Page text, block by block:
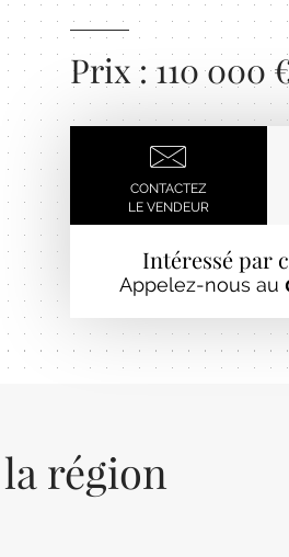
Prix : 110 000
CONTACTEZ
LE VENDEUR
Intéressé par
Appelez-nous au
région